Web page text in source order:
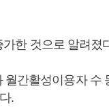
한 것으로 알려졌
간활성이용자 수
.